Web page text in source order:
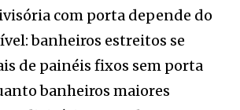
com porta depende do
banheiros estreitos se
de painéis fixos sem porta
banheiros maiores